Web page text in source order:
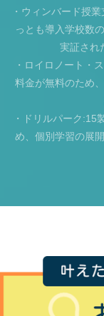
・ウィンバード授
っとも導入学校数
実証され
・ロイロノート・
料金が無料のため
・ドリルパーク:15
め、個別学習の展